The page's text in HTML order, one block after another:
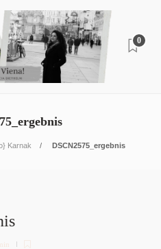
0
Karnak DSCN2575_ergebnis